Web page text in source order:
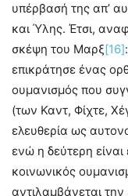
υπέρβασή της απ’
και Ύλης. Έτσι,
σκέψη του Μαρξ[16]
επικράτησε ένας
ουμανισμός που
(των Καντ, Φίχτε,
ελευθερία ως
ενώ η δεύτερη
κοινωνικός
αντιλαμβάνεται